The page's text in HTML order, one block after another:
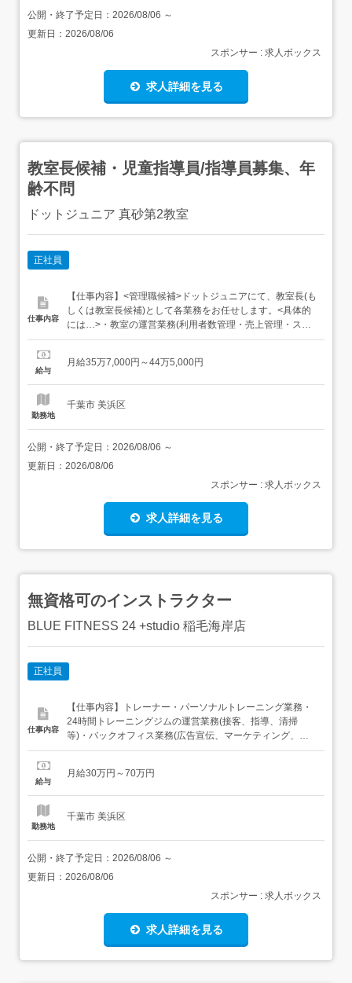
公開・終了予定日： 2026/08/06 ～
更新日： 2026/08/06
スポンサー : 求人ボックス
求人詳細を見る
教室長候補・児童指導員/指導員募集、年
齢不問
ドットジュニア 真砂第2教室
正社員
仕事内容
【仕事内容】<管理職候補>ドットジュニアにて、教室長(も
しくは教室長候補)として各業務をお任せします。<具体的
には…>・教室の運営業務(利用者数管理・売上管理・スタ
ッフ管理など)・保護者対応、見学者対応、学校との連携
製作活動やレクリエーション、屋内外での運動療育、買い
給与
月給35万7,000円～44万5,000円
勤務地
千葉市 美浜区
公開・終了予定日： 2026/08/06 ～
更新日： 2026/08/06
スポンサー : 求人ボックス
求人詳細を見る
無資格可のインストラクター
BLUE FITNESS 24 +studio 稲毛海岸店
正社員
仕事内容
【仕事内容】トレーナー・パーソナルトレーニング業務・
24時間トレーニングジムの運営業務(接客、指導、清掃
等)・バックオフィス業務(広告宣伝、マーケティング、人
員研修等) 店舗マネージャーもしくは店舗マネージャー候
ムの運営業務(接客、指導、清掃等)・バックオフィス業務
給与
月給30万円～70万円
勤務地
千葉市 美浜区
公開・終了予定日： 2026/08/06 ～
更新日： 2026/08/06
スポンサー : 求人ボックス
求人詳細を見る